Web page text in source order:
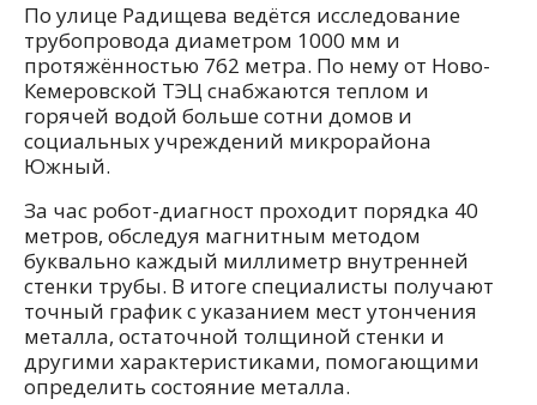
По улице Радищева ведётся исследование
трубопровода диаметром 1000 мм и
протяжённостью 762 метра. По нему от Ново-
Кемеровской ТЭЦ снабжаются теплом и
горячей водой больше сотни домов и
социальных учреждений микрорайона
Южный.
За час робот-диагност проходит порядка 40
метров, обследуя магнитным методом
буквально каждый миллиметр внутренней
стенки трубы. В итоге специалисты получают
точный график с указанием мест утончения
металла, остаточной толщиной стенки и
другими характеристиками, помогающими
определить состояние металла.